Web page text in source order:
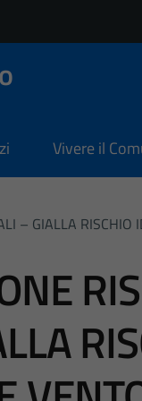
Vivere il
– GIALLA RISCHIO